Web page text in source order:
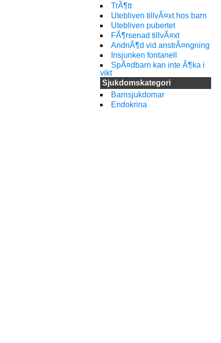
TrÃ¶tt
Utebliven tillvÃ¤xt hos barn
Utebliven pubertet
FÃ¶rsenad tillvÃ¤xt
AndnÃ¶d vid anstrÃ¤ngning
Insjunken fontanell
SpÃ¤dbarn kan inte Ã¶ka i
vikt
Sjukdomskategori
Barnsjukdomar
Endokrina